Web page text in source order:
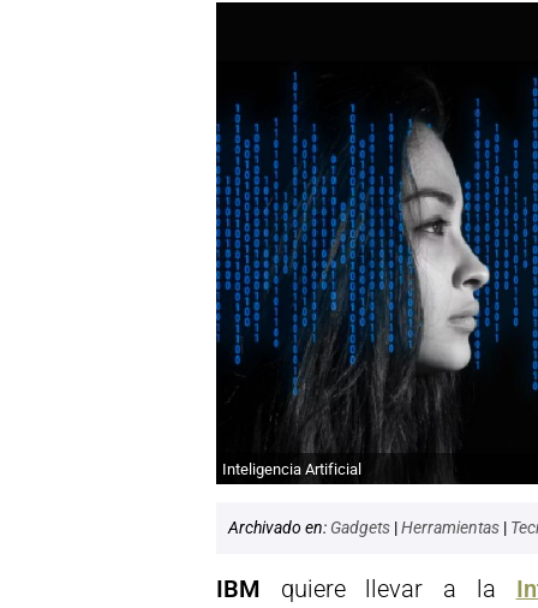
Inteligencia Artificial
Archivado en: Gadgets |Herramientas |
IBM quiere llevar a la